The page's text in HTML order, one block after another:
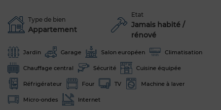
Type de bien
Appartement
Etat
Jamais habité /
rénové
Jardin Garage Salon européen Climatisation
Chauffage central Sécurité Cuisine équipée
Réfrigérateur Four TV Machine à laver
Micro-ondes Internet